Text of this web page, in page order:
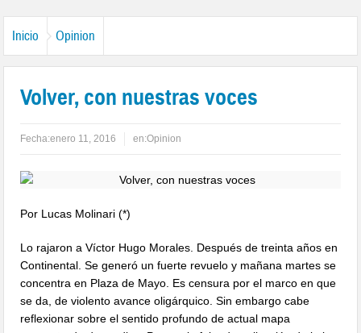
Inicio Opinion
Volver, con nuestras voces
Fecha:enero 11, 2016 en:Opinion
Por Lucas Molinari (*)
Lo rajaron a Víctor Hugo Morales. Después de treinta años en
Continental. Se generó un fuerte revuelo y mañana martes se
concentra en Plaza de Mayo. Es censura por el marco en que
se da, de violento avance oligárquico. Sin embargo cabe
reflexionar sobre el sentido profundo de actual mapa